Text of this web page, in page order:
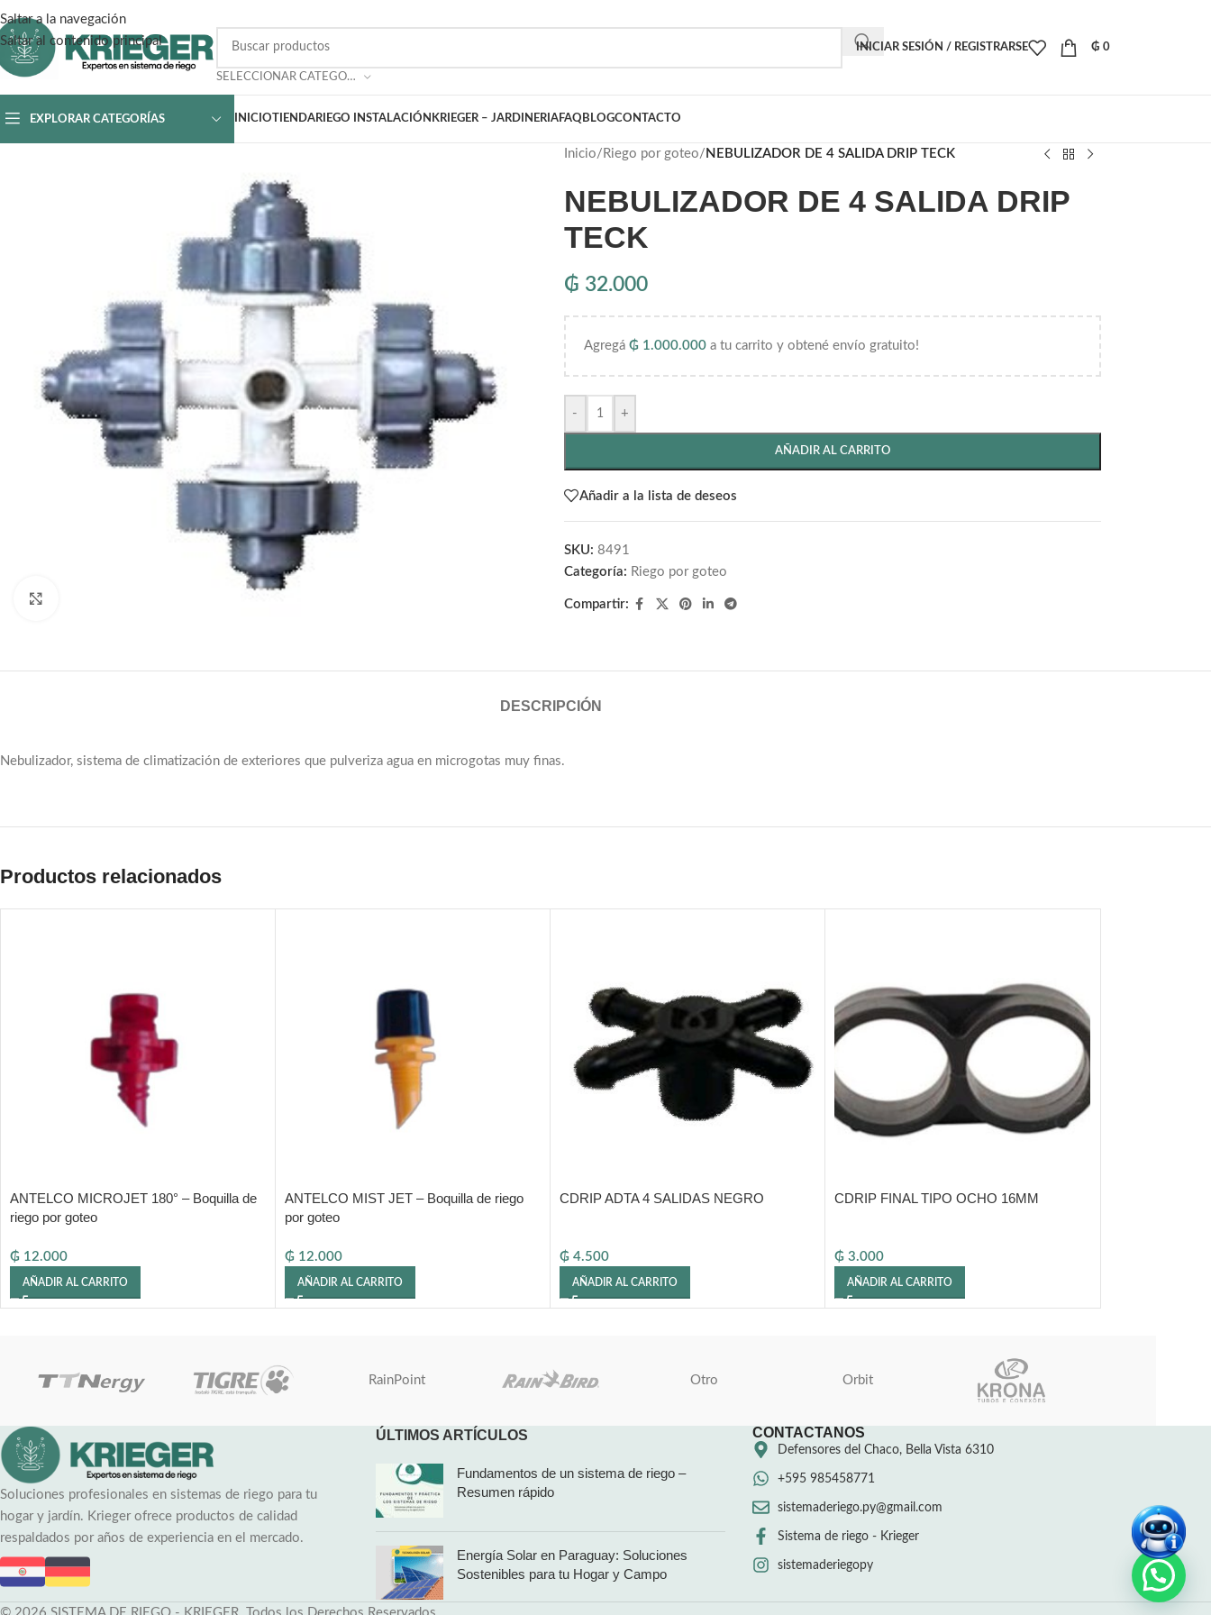
Saltar a la navegación
Saltar al contenido principal
SELECCIONAR CATEGORÍA
INICIAR SESIÓN / REGISTRARSE ₲ 0
EXPLORAR CATEGORÍAS INICIOTIENDARIEGO INSTALACIÓN KRIEGER – JARDINERIAFAQ BLOGCONTACTO
Inicio/ Riego por goteo/ NEBULIZADOR DE 4 SALIDA DRIP TECK
NEBULIZADOR DE 4 SALIDA DRIP
TECK
₲ 32.000
Agregá ₲1.000.000a tu carrito y obtené envío gratuito!
- +
AÑADIR AL CARRITO
Añadir a la lista de deseos
SKU: 8491
Categoría: Riego por goteo
Compartir:
DESCRIPCIÓN
Nebulizador, sistema de climatización de exteriores que pulveriza agua en microgotas muy finas.
Productos relacionados
ANTELCO MICROJET 180° – Boquilla de
riego por goteo
₲ 12.000
AÑADIR AL CARRITO
ANTELCO MIST JET – Boquilla de riego
por goteo
₲ 12.000
AÑADIR AL CARRITO
CDRIP ADTA 4 SALIDAS NEGRO
₲ 4.500
AÑADIR AL CARRITO
CDRIP FINAL TIPO OCHO 16MM
₲ 3.000
AÑADIR AL CARRITO
RainPoint Otro Orbit
Soluciones profesionales en sistemas de riego para tu
hogar y jardín. Krieger ofrece productos de calidad
respaldados por años de experiencia en el mercado.
ÚLTIMOS ARTÍCULOS
Fundamentos de un sistema de riego –
Resumen rápido
Energía Solar en Paraguay: Soluciones
Sostenibles para tu Hogar y Campo
CONTACTANOS
Defensores del Chaco, Bella Vista 6310
+595 985458771
sistemaderiego.py@gmail.com
Sistema de riego - Krieger
sistemaderiegopy